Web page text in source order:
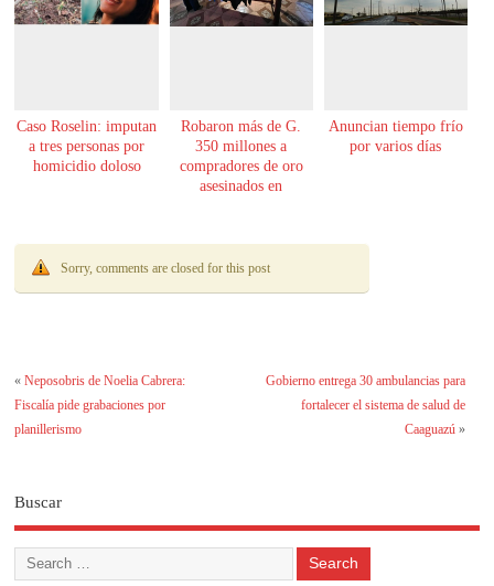
Caso Roselin: imputan
a tres personas por
homicidio doloso
Robaron más de G.
350 millones a
compradores de oro
asesinados en
Anuncian tiempo frío
por varios días
Sorry, comments are closed for this post
«Neposobris de Noelia Cabrera:
Fiscalía pide grabaciones por
planillerismo
Gobierno entrega 30 ambulancias para
fortalecer el sistema de salud de
Caaguazú»
Buscar